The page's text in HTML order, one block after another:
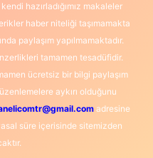
hazırladığımız makaleler
haber niteliği taşımamakta
paylaşım yapılmamaktadır.
tamamen tesadüfidir.
ücretsiz bir bilgi paylaşım
aykırı olduğunu
adresine
süre içerisinde sitemizden